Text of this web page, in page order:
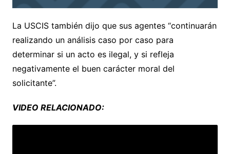
La USCIS también dijo que sus agentes “continuarán
realizando un análisis caso por caso para
determinar si un acto es ilegal, y si refleja
negativamente el buen carácter moral del
solicitante”.
VIDEO RELACIONADO: